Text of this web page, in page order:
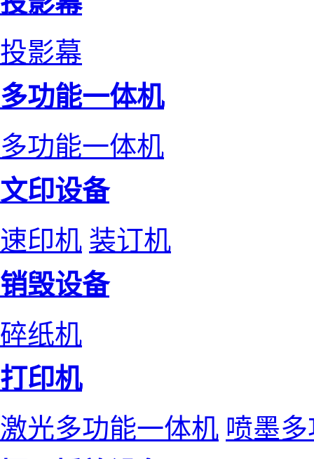
投影幕
多功能一体机
多功能一体机
文印设备
速印机 装订机
销毁设备
碎纸机
打印机
激光多功能一体机 喷墨